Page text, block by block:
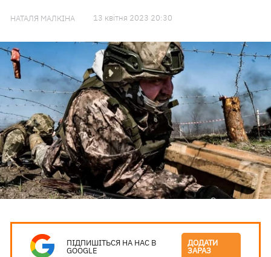
НАТАЛЯ МАЛКІНА 13 квiтня 2023 20:30
ПІДПИШІТЬСЯ НА НАС В
GOOGLE
ДОДАТИ
ЗАРАЗ